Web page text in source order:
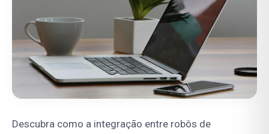
Descubra como a integração entre robôs de